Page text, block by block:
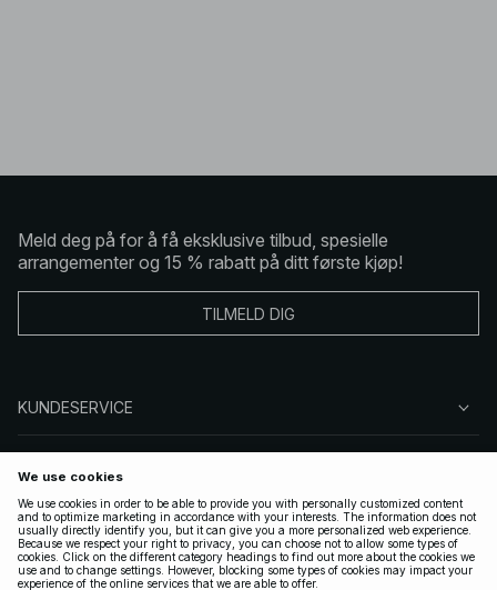
Meld deg på for å få eksklusive tilbud, spesielle
arrangementer og 15 % rabatt på ditt første kjøp!
TILMELD DIG
KUNDESERVICE
FØLG OSS
LOVLIG